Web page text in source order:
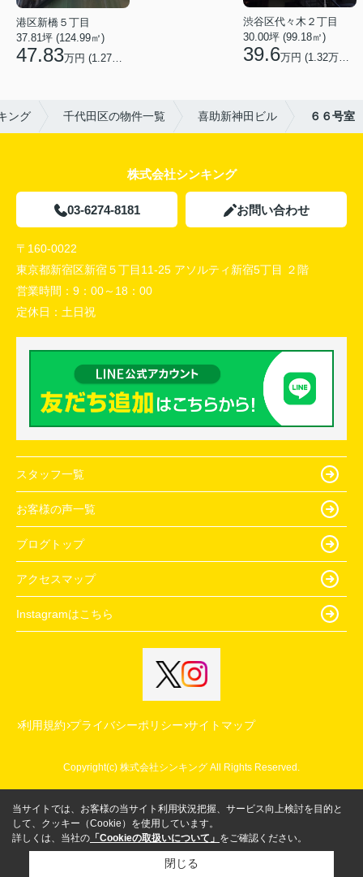
港区新橋５丁目
37.81坪 (124.99㎡)
47.83万円 (1.27万円/坪)
渋谷区代々木２丁目
30.00坪 (99.18㎡)
39.6万円 (1.32万円/坪)
ング 千代田区の物件一覧 喜助新神田ビル ６６号室
株式会社シンキング
03-6274-8181 お問い合わせ
〒160-0022
東京都新宿区新宿５丁目11-25 アソルティ新宿5丁目 ２階
営業時間： 9：00～18：00
定休日： 土日祝
スタッフ一覧
お客様の声一覧
ブログトップ
アクセスマップ
Instagramはこちら
利用規約 プライバシーポリシー サイトマップ
Copyright(c) 株式会社シンキング All Rights Reserved.
当サイトでは、お客様の当サイト利用状況把握、サービス向上検討を目的と
して、クッキー（Cookie）を使用しています。
詳しくは、当社の 「Cookieの取扱いについて」 をご確認ください。
閉じる